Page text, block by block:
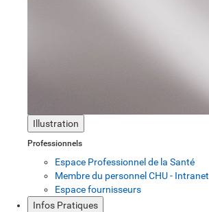
Illustration
Professionnels
Espace Professionnel de la Santé
Membre du personnel CHU - Intranet
Espace fournisseurs
Infos Pratiques